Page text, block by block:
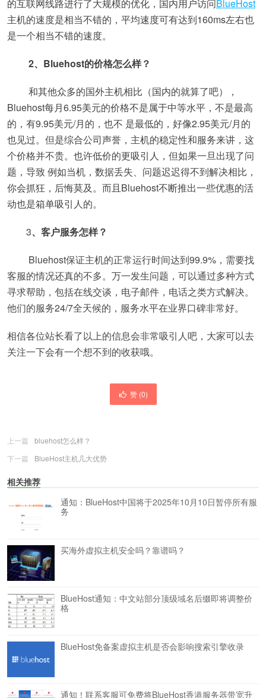
的互联网线路进行了大规模的优化，国内用户访问BlueHost
主机的速度是相当不错的，平均速度可有达到160ms左右也
是一个相当不错的速度。
2、Bluehost的价格怎么样？
和其他众多的国外主机相比（国内的就算了吧），
Bluehost每月6.95美元的价格不是属于中等水平，不是最高
的，有9.95美元/月的，也不 是最低的，好像2.95美元/月的
也见过。但是综合公司声誉，主机的稳定性和服务来讲，这
个价格并不贵。也许低价的更吸引人，但如果一旦出现了问
题，导致 例如当机，数据丢失、问题迟迟得不到解决相比，
你会抓狂，后悔莫及。而且Bluehost不断推出一些优惠的活
动也是箱单吸引人的。
3、客户服务怎样？
Bluehost保证主机的正常运行时间达到99.9%，需要找
客服的情况还真的不多。万一发生问题，可以通过多种方式
寻求帮助，包括在线交谈，电子邮件，电话之类方式解决。
他们的服务24/7全天候的，服务水平在业界口碑非常好。
相信各位站长看了以上的信息会非常吸引人吧，大家可以去
关注一下会有一个想不到的收获哦。
赞 (0)
上一篇
bluehost怎么样？
下一篇
BlueHost主机几大优势
相关推荐
通知：BlueHost中国将于2025年10月10日暂停所有服
务
买海外虚拟主机安全吗？靠谱吗？
BlueHost通知：中文站部分顶级域名后缀即将调整价
格
BlueHost免备案虚拟主机是否会影响搜索引擎收录
通知！联系客服可免费将BlueHost香港服务器带宽升